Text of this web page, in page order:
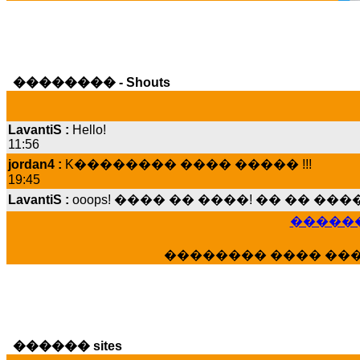
�������� - Shouts
11:56
jordan4 :
19:45
LavantiS :
���� ���; ���� ��� ��� ��������
veronica :E���� 2012 ��� ����� ���
�������� ����
������ sites